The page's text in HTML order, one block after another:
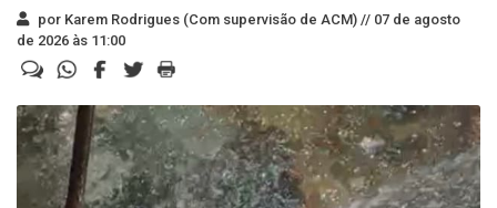
por Karem Rodrigues (Com supervisão de ACM) // 07 de agosto
de 2026 às 11:00